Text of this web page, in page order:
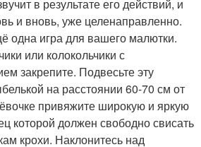
в результате его действий, и
и вновь, уже целенаправленно.
одна игра для вашего малютки.
или колокольчики с
закрепите. Подвесьте эту
на расстоянии 60-70 см от
привяжите широкую и яркую
которой должен свободно свисать
крохи. Наклонитесь над